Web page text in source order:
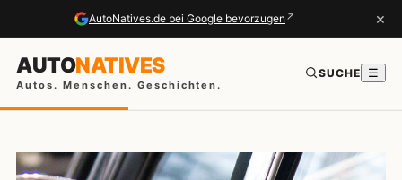
AutoNatives.de bei Google bevorzugen ↗ ×
AUTONATIVES
Autos. Menschen. Geschichten.
SUCHE ☰